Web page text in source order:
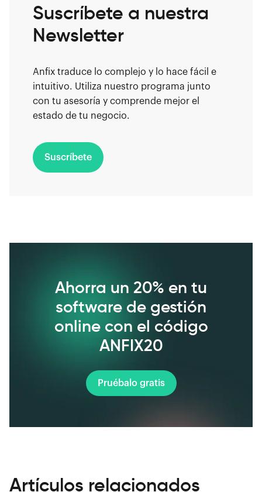
Suscríbete a nuestra
Newsletter
Anfix traduce lo complejo y lo hace fácil e
intuitivo. Utiliza nuestro programa junto
con tu asesoría y comprende mejor el
estado de tu negocio.
Suscríbete
Ahorra un 20% en tu
software de gestión
online con el código
ANFIX20
Pruébalo gratis
Artículos relacionados